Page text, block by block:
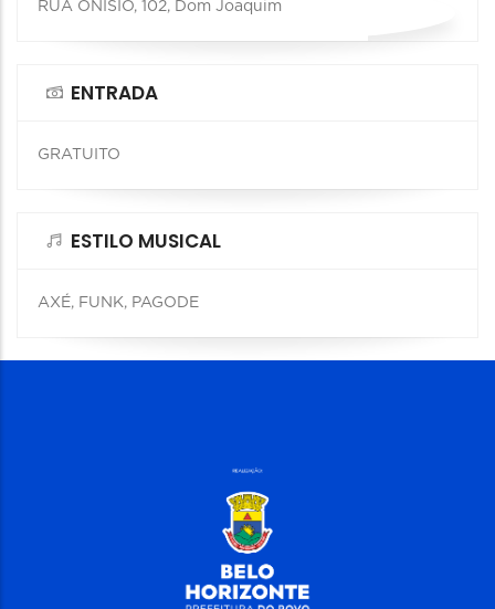
RUA ONISIO, 102, Dom Joaquim
ENTRADA
GRATUITO
ESTILO MUSICAL
AXÉ, FUNK, PAGODE